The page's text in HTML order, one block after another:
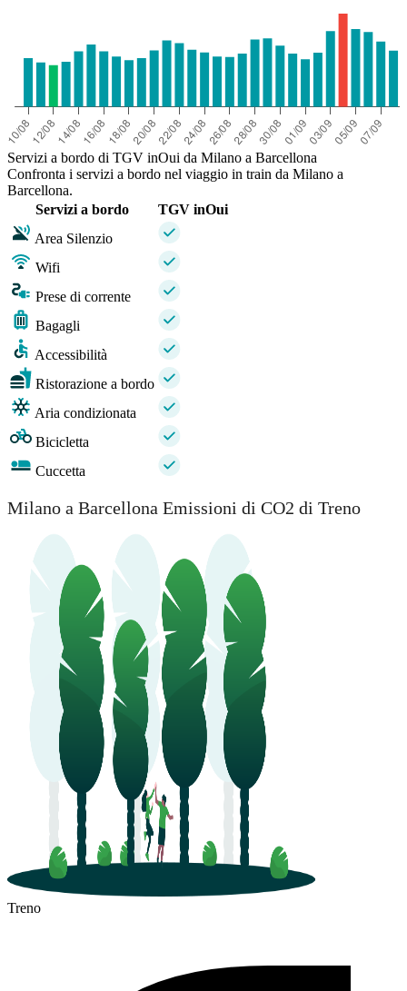
Servizi a bordo di TGV inOui da Milano a Barcellona
Confronta i servizi a bordo nel viaggio in train da Milano a
Barcellona.
Servizi a bordo
TGV inOui
Area Silenzio
Wifi
Prese di corrente
Bagagli
Accessibilità
Ristorazione a bordo
Aria condizionata
Bicicletta
Cuccetta
Milano a Barcellona Emissioni di CO2 di Treno
Treno